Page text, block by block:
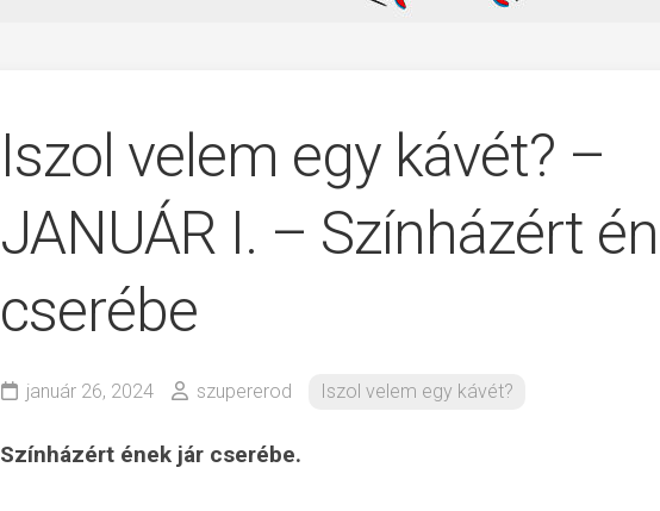
Iszol velem egy kávét? –
JANUÁR I. – Színházért
cserébe
január 26, 2024 szupererod Iszol velem egy kávét?
Színházért ének jár cserébe.